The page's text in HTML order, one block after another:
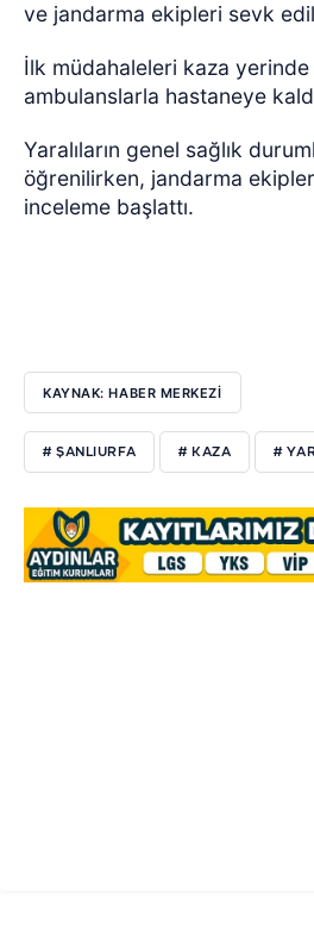
ve jandarma ekipleri sevk
İlk müdahaleleri kaza yerinde
ambulanslarla hastaneye
Yaralıların genel sağlık
öğrenilirken, jandarma
inceleme başlattı.
KAYNAK: HABER MERKEZİ
# ŞANLIURFA # KAZA #